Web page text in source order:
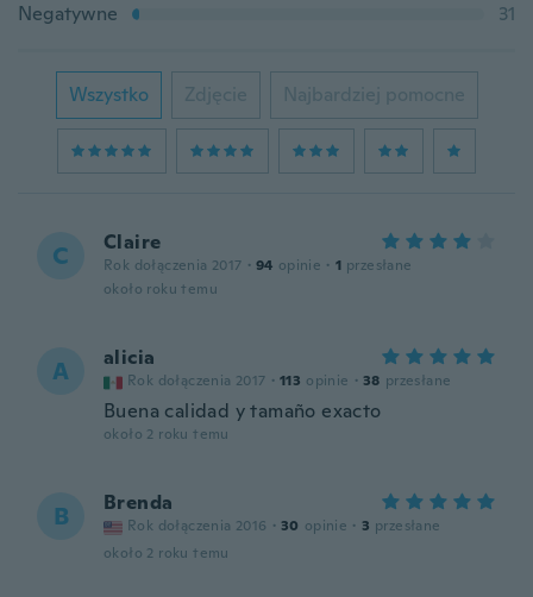
Negatywne
31
Wszystko Zdjęcie Najbardziej pomocne
C Claire
Rok dołączenia 2017 · 94 opinie · 1 przesłane
około roku temu
A alicia
Rok dołączenia 2017 · 113 opinie · 38 przesłane
Buena calidad y tamaño exacto
około 2 roku temu
B Brenda
Rok dołączenia 2016 · 30 opinie · 3 przesłane
około 2 roku temu